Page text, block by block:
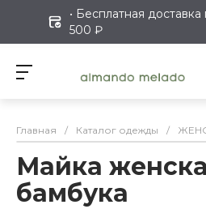
• Бесплатная
500 ₽
Главная / Каталог одежды /
Майка
бамбука